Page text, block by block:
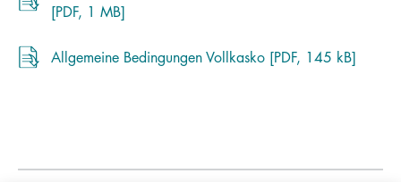
[PDF, 1 MB]
Allgemeine Bedingungen Vollkasko [PDF, 145 kB]